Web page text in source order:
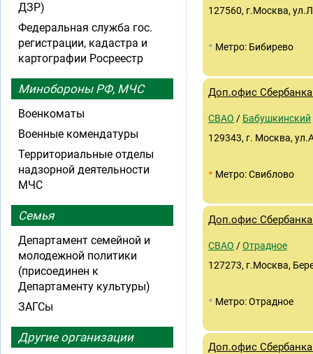
127560, г.Москва,
• Метро: Бибирево
Доп.офис
СВАО / Бабушкинский
129343, г. Москва,
• Метро: Свиблово
Доп.офис
СВАО /Отрадное
127273, г.Москва,
• Метро: Отрадное
Доп.офис
ДЗР)
Федеральная служба гос.
регистрации, кадастра и
картографии Росреестр
Минобороны РФ, МЧС
Военкоматы
Военные комендатуры
Территориальные отделы
надзорной деятельности
МЧС
Семья
Департамент семейной и
молодежной политики
(присоединен к
Департаменту культуры)
ЗАГСы
Другие организации